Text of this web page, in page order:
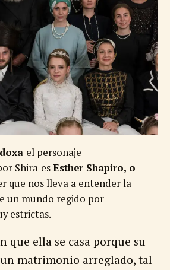
el personaje
Shira esEsther Shapiro, o
que nos lleva a entender la
un mundo regido por
estrictas.
que ella se casa porque su
matrimonio arreglado, tal